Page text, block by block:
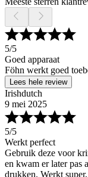
5/5
Goed apparaat
Föhn werkt goed
Lees hele review
Irishdutch
9 mei 2025
5/5
Werkt perfect
Gebruik deze voor
en kwam er later pas
drukken. Werkt